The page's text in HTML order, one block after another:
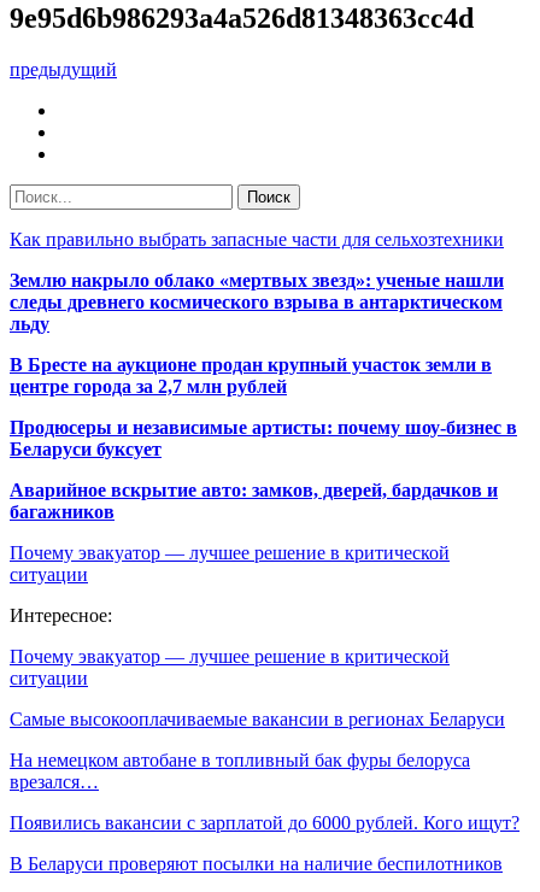
9e95d6b986293a4a526d81348363cc4d
предыдущий
Как правильно выбрать запасные части для сельхозтехники
Землю накрыло облако «мертвых звезд»: ученые нашли
следы древнего космического взрыва в антарктическом
льду
В Бресте на аукционе продан крупный участок земли в
центре города за 2,7 млн рублей
Продюсеры и независимые артисты: почему шоу-бизнес в
Беларуси буксует
Аварийное вскрытие авто: замков, дверей, бардачков и
багажников
Почему эвакуатор — лучшее решение в критической
ситуации
Интересное:
Почему эвакуатор — лучшее решение в критической
ситуации
Самые высокооплачиваемые вакансии в регионах Беларуси
На немецком автобане в топливный бак фуры белоруса
врезался…
Появились вакансии с зарплатой до 6000 рублей. Кого ищут?
В Беларуси проверяют посылки на наличие беспилотников